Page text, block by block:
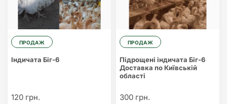
ПРОДАЖ
Індичата Біг-6
120 грн.
ПРОДАЖ
Підрощені індичата Біг-6
Доставка по Київській
області
300 грн.